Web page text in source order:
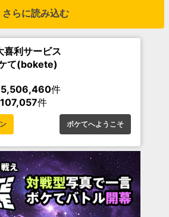
さらに読み込む
喜利サービス
て(bokete)
件
件
ボケてへようこそ